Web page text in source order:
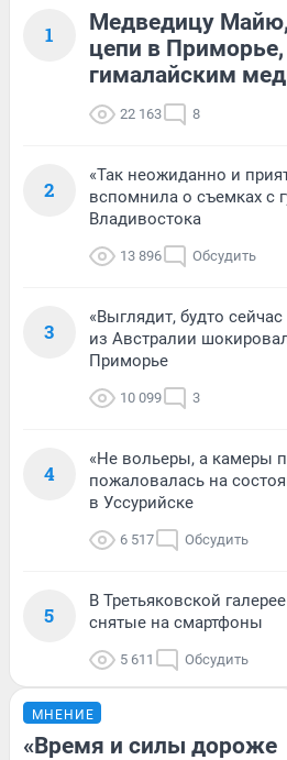
1
Медведицу
цепи в
гималайским
22 163 8
2
«Так неожиданно и
вспомнила о съемках с
Владивостока
13 896 Обсудить
3
«Выглядит, будто
из Австралии
Приморье
10 099 3
4
«Не вольеры, а камеры
пожаловалась на
в Уссурийске
6 517 Обсудить
5
В Третьяковской
снятые на смартфоны
5 611 Обсудить
МНЕНИЕ
«Время и силы дороже